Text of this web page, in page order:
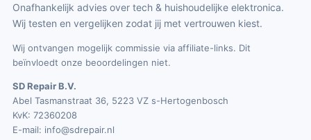
:
€
9
.
Onafhankelijk advies over tech & huishoudelijke elektronica.
Wij testen en vergelijken zodat jij met vertrouwen kiest.
Wij ontvangen mogelijk commissie via affiliate-links. Dit
beïnvloedt onze beoordelingen niet.
SD Repair B.V.
Abel Tasmanstraat 36, 5223 VZ s-Hertogenbosch
KvK: 72360208
E-mail: info@sdrepair.nl